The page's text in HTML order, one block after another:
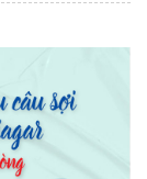
rau câu Vũ Minh